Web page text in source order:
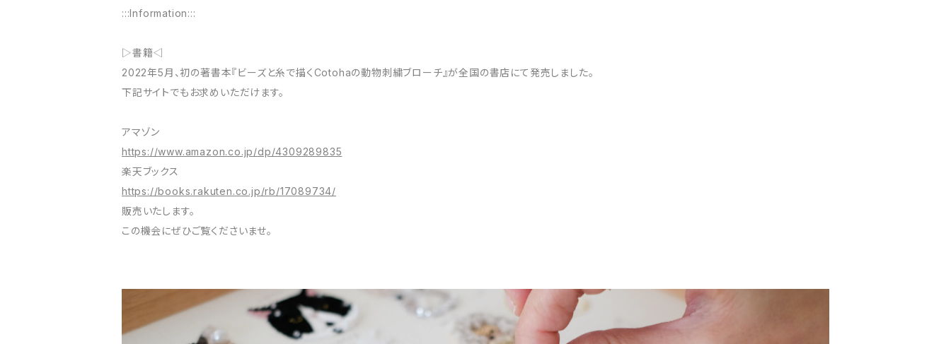
:::Information:::
▷書籍◁
2022年5月、初の著書本『ビーズと糸で描くCotohaの動物刺繍ブローチ』が全国の書店にて発売しました。
下記サイトでもお求めいただけます。
アマゾン
https://www.amazon.co.jp/dp/4309289835
楽天ブックス
https://books.rakuten.co.jp/rb/17089734/
販売いたします。
この機会にぜひご覧くださいませ。